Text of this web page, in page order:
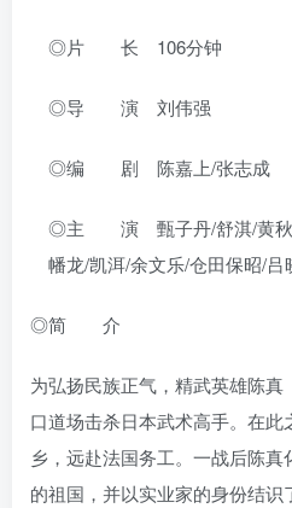
◎片 长 106分钟
◎导 演 刘伟强
◎编 剧 陈嘉上/张志成
◎主 演 甄子丹/舒淇/黄秋
幡龙/凯洱/余文乐/仓田保昭/吕
◎简 介
为弘扬民族正气，精武英雄陈
口道场击杀日本武术高手。在
乡，远赴法国务工。一战后陈真
的祖国，并以实业家的身份结